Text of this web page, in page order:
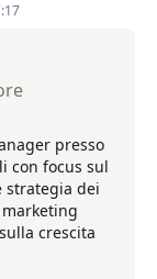
presso
con focus sul
strategia dei
crescita